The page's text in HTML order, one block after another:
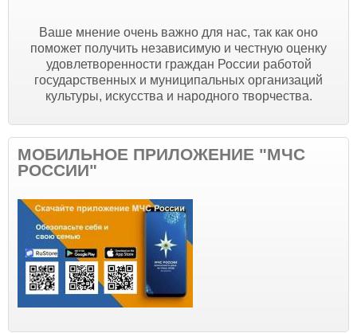
Ваше мнение очень важно для нас, так как оно
поможет получить независимую и честную оценку
удовлетворенности граждан России работой
государственных и муниципальных организаций
культуры, искусства и народного творчества.
МОБИЛЬНОЕ ПРИЛОЖЕНИЕ "МЧС
РОССИИ"